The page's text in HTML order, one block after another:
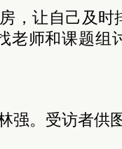
，让自己及
老师和课题组
强。受访者供